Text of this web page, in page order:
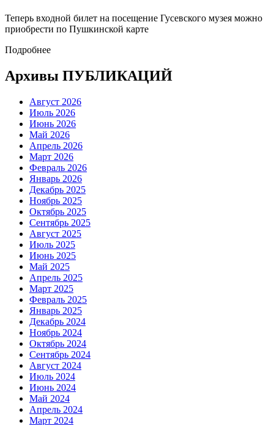
Теперь входной билет на посещение Гусевского музея можно
приобрести по Пушкинской карте
Подробнее
Архивы ПУБЛИКАЦИЙ
Август 2026
Июль 2026
Июнь 2026
Май 2026
Апрель 2026
Март 2026
Февраль 2026
Январь 2026
Декабрь 2025
Ноябрь 2025
Октябрь 2025
Сентябрь 2025
Август 2025
Июль 2025
Июнь 2025
Май 2025
Апрель 2025
Март 2025
Февраль 2025
Январь 2025
Декабрь 2024
Ноябрь 2024
Октябрь 2024
Сентябрь 2024
Август 2024
Июль 2024
Июнь 2024
Май 2024
Апрель 2024
Март 2024